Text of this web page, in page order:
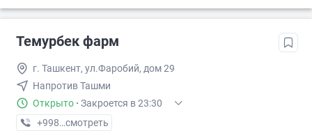
Темурбек фарм
г. Ташкент, ул.Фаробий, дом 29
Напротив Ташми
Открыто · Закроется в 23:30
+998 (99) XXX-XX-XX
смотреть